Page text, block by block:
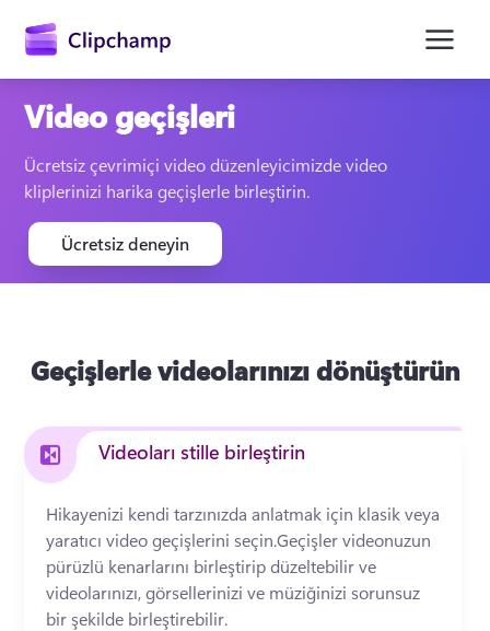
Ücretsiz deneyin
Video geçişleri
Ücretsiz çevrimiçi video düzenleyicimizde video
kliplerinizi harika geçişlerle birleştirin.
Ücretsiz deneyin
Geçişlerle videolarınızı dönüştürün
Videoları stille birleştirin
Hikayenizi kendi tarzınızda anlatmak için klasik veya
yaratıcı video geçişlerini seçin.Geçişler videonuzun
pürüzlü kenarlarını birleştirip düzeltebilir ve
videolarınızı, görsellerinizi ve müziğinizi sorunsuz
bir şekilde birleştirebilir.